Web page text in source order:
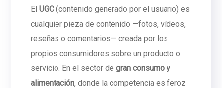
ElUGC (contenido generado por el usuario) es
cualquier pieza de contenido —fotos, vídeos,
reseñas o comentarios— creada por los
propios consumidores sobre un producto o
servicio. En el sector degran consumo y
alimentación, donde la competencia es feroz